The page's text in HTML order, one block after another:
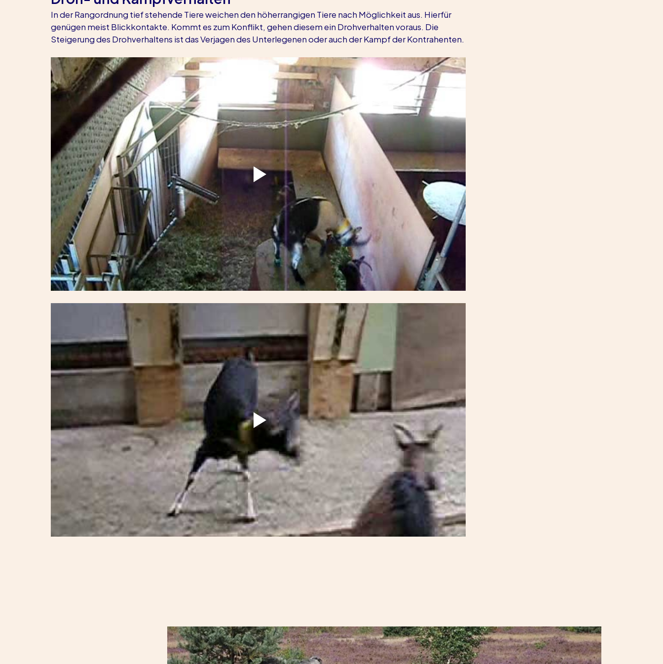
In der Rangordnung tief stehende Tiere weichen den höherrangigen Tiere nach Möglichkeit aus. Hierfür
genügen meist Blickkontakte. Kommt es zum Konflikt, gehen diesem ein Drohverhalten voraus. Die
Steigerung des Drohverhaltens ist das Verjagen des Unterlegenen oder auch der Kampf der Kontrahenten.